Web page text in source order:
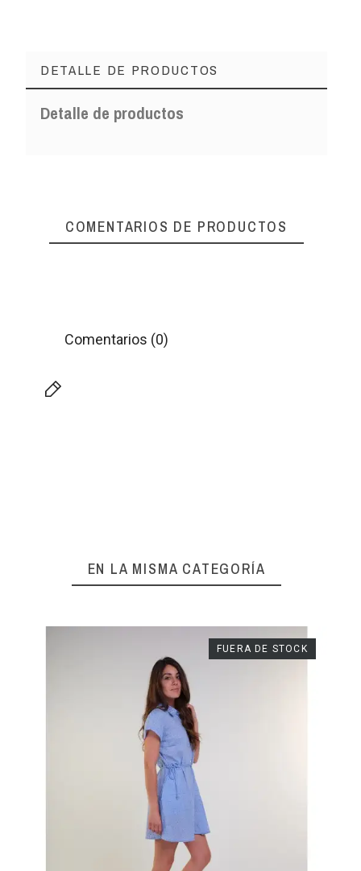
DETALLE DE PRODUCTOS
Detalle de productos
COMENTARIOS DE PRODUCTOS
Comentarios (0)
EN LA MISMA CATEGORÍA
FUERA DE STOCK